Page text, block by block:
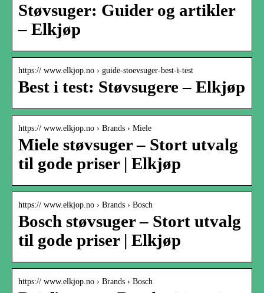
Støvsuger: Guider og artikler
– Elkjøp
https:// www.elkjop.no › guide-stoevsuger-best-i-test
Best i test: Støvsugere – Elkjøp
https:// www.elkjop.no › Brands › Miele
Miele støvsuger – Stort utvalg
til gode priser | Elkjøp
https:// www.elkjop.no › Brands › Bosch
Bosch støvsuger – Stort utvalg
til gode priser | Elkjøp
https:// www.elkjop.no › Brands › Bosch